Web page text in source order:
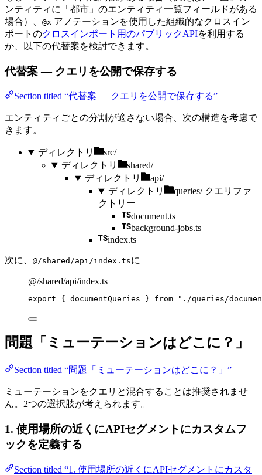
ンティティに「都市」のエンティティ一覧フィールドがある
場合）、 @x アノテーションを使用した組織的なクロスイン
ポートのクロスインポート用のパブリックAPIを利用する
か、以下の代替案を検討できます。
代替案 — クエリを公開で保存する
Section titled “代替案 — クエリを公開で保存する”
エンティティごとの分割が適さない場合、次の構造を考慮で
きます。
ディレクトリ
src/
ディレクトリ
shared/
ディレクトリ
api/
ディレクトリ
queries/ クエリファ
クトリー
document.ts
background-jobs.ts
index.ts
次に、 @/shared/api/index.tsに
@/shared/api/index.ts
export { documentQueries } from " ./queries/
問題「ミューテーションはどこに？」
Section titled “問題「ミューテーションはどこに？」”
ミューテーションをクエリと混合することは推奨されませ
ん。2つの選択肢が考えられます。
1. 使用場所の近くにAPIセグメントにカスタムフ
ックを定義する
Section titled “1. 使用場所の近くにAPIセグメントにカスタ